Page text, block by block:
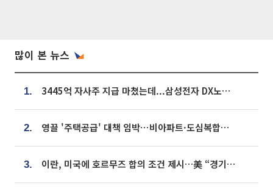
많이 본 뉴스
1. 3445억 자사주 지급 마쳤는데...삼성전자 DX노조, 뒤늦은 '떼쓰기 집회'
2. 영끌 '주택공급' 대책 임박⋯비아파트·도심복합까지 총동원
3. 이란, 미국에 호르무즈 합의 조건 제시…美 “경기 아직 안 끝나” [종합]